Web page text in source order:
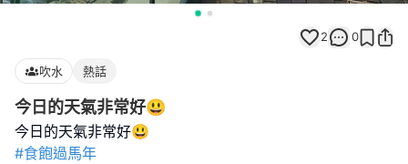
2 0
吹水 熱話
今日的天氣非常好😃
#食飽過馬年